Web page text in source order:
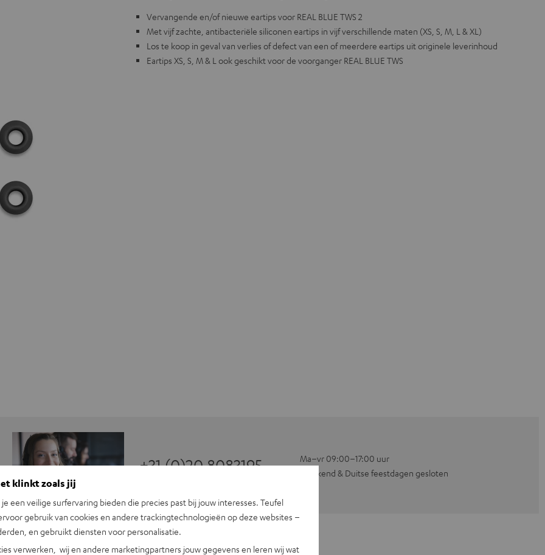
Vervangende en/of nieuwe eartips voor REAL BLUE TWS 2
Met vijf zachte, antibacteriële siliconen eartips in vijf verschillende maten (XS, S, M, L & XL)
Los te koop in geval van verlies of defect van een of meerdere eartips uit originele leverinhoud
Eartips XS, S, M & L ook geschikt voor de voorganger REAL BLUE TWS
+31 (0)20 8083195
Ma–vr 09:00–17:00 uur
Weekend & Duitse feestdagen gesloten
klinkt zoals jij
je een veilige surfervaring bieden die precies past bij jouw interesses. Teufel
gebruik van cookies en andere trackingtechnologieën op deze websites –
en gebruikt diensten voor personalisatie.
verwerken, wij en andere marketingpartners jouw gegevens en leren wij wat